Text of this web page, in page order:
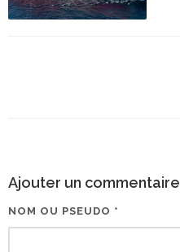
Ajouter un commentaire
NOM OU PSEUDO *